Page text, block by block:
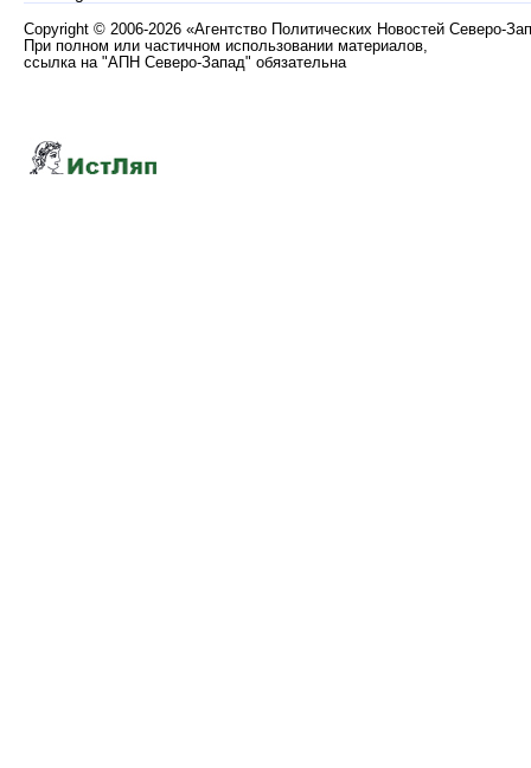
Copyright © 2006-2026 «Агентство Политических Новостей Северо-
При полном или частичном использовании материалов,
ссылка на "АПН Северо-Запад" обязательна